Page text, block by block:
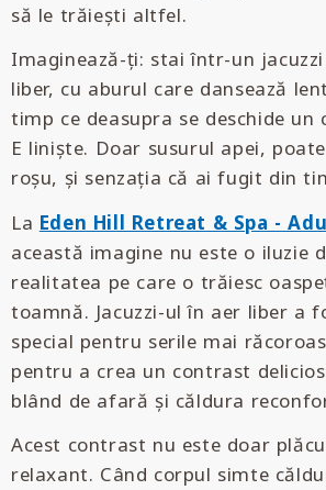
să le trăiești altfel.
Imaginează-ți: stai într-un
liber, cu aburul care dansează
timp ce deasupra se deschide un
E liniște. Doar susurul apei,
roșu, și senzația că ai fugit din
La Eden Hill Retreat & Spa -
această imagine nu este o iluzie
realitatea pe care o trăiesc
toamnă. Jacuzzi-ul în aer liber a
special pentru serile mai
pentru a crea un contrast
blând de afară și căldura
Acest contrast nu este doar
relaxant. Când corpul simte